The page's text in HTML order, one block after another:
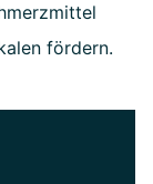
fördern.